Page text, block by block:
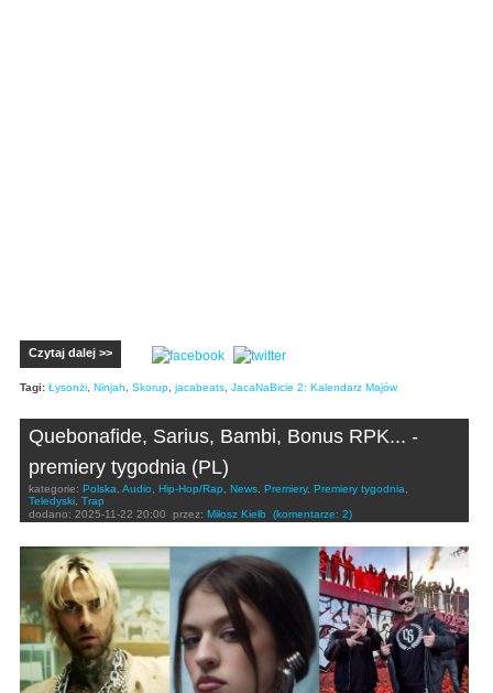
Czytaj dalej >>
Tagi: Łysonżi, Ninjah, Skorup, jacabeats, JacaNaBicie 2: Kalendarz Majów
Quebonafide, Sarius, Bambi, Bonus RPK... -
premiery tygodnia (PL)
kategorie: Polska, Audio, Hip-Hop/Rap, News, Premiery, Premiery tygodnia,
Teledyski, Trap
dodano: 2025-11-22 20:00 przez: Miłosz Kiełb (komentarze: 2)